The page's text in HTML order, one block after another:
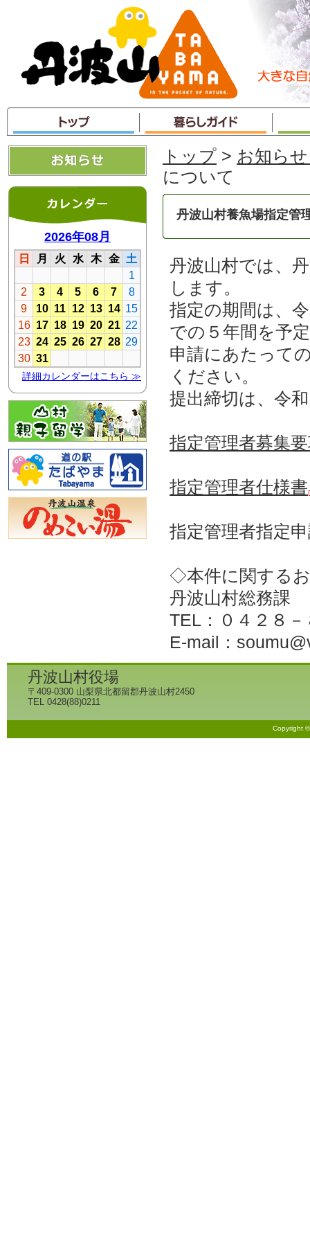
ャ
ン
プ
トップ > お知ら
について
丹波山村養魚場指定管
丹波山村では、
します。
指定の期間は、
での５年間を予
申請にあたって
ください。
提出締切は、令
指定管理者募集
指定管理者仕様書
指定管理者指定
◇本件に関する
丹波山村総務課
TEL：０４２８
E-mail：
丹波山村役場
〒409-0300 山梨県北都留郡丹波山村2450
TEL 0428(88)0211
Copyright